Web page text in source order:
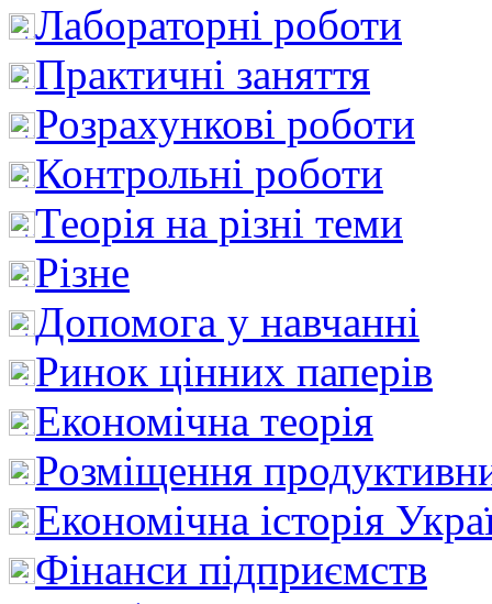
Лабораторні роботи
Практичні заняття
Розрахункові роботи
Контрольні роботи
Теорія на різні теми
Різне
Допомога у навчанні
Ринок цінних паперів
Економічна теорія
Розміщення
Економічна історія
Фінанси підприємств